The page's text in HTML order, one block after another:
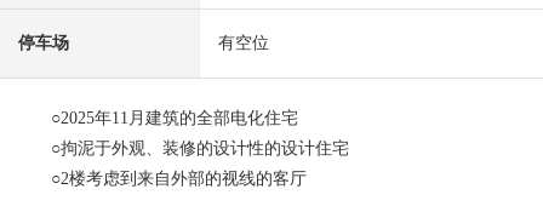
停车场 有空位
○2025年11月建筑的全部电化住宅
○拘泥于外观、装修的设计性的设计住宅
○2楼考虑到来自外部的视线的客厅